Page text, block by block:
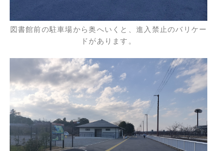
図書館前の駐車場から奥へいくと、進入禁止のバリケー
ドがあります。